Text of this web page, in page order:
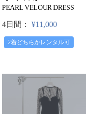
PEARL VELOUR DRESS
4日間： ¥11,000
2着どちらかレンタル可